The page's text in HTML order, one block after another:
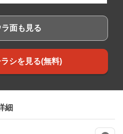
ラ面も見る
シを見る(無料)
細